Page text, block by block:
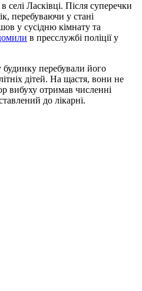
селі Ласківці. Після суперечки
перебуваючи у стані
у сусідню кімнату та
в пресслужбі поліції у
перебували його
дітей. На щастя, вони не
вибуху отримав численні
до лікарні.